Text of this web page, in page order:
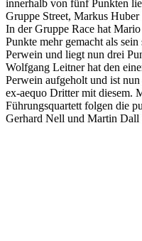
innerhalb von fünf Punkten
Gruppe Street, Markus
In der Gruppe Race hat
Punkte mehr gemacht als
Perwein und liegt nun drei
Wolfgang Leitner hat den
Perwein aufgeholt und ist
ex-aequo Dritter mit diesem.
Führungsquartett folgen die
Gerhard Nell und Martin Dall